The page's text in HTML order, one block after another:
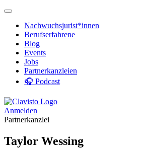
Nachwuchsjurist*innen
Berufserfahrene
Blog
Events
Jobs
Partnerkanzleien
🎧 Podcast
Anmelden
Partnerkanzlei
Taylor Wessing